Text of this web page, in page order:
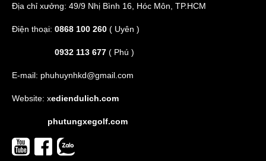
Địa chỉ xưởng: 49/9 Nhị Bình 16, Hóc Môn, TP.HCM
Điện thoại: 0868 100 260 ( Uyên )
0932 113 677 ( Phú )
E-mail: phuhuynhkd@gmail.com
Website: xediendulich.com
phutungxegolf.com